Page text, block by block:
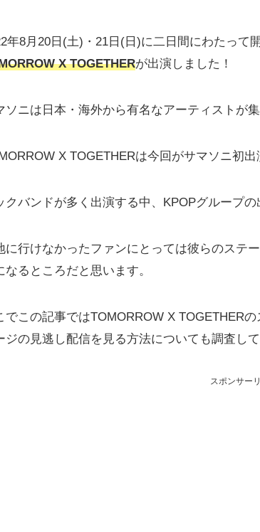
年8月20日(土)・21日(日)に二日間にわたって
X TOGETHERが出演しました！
ソニは日本・海外から有名なアーティストが
X TOGETHERは今回がサマソニ初出
クバンドが多く出演する中、KPOPグループ
に行けなかったファンにとっては彼らのステ
なるところだと思います。
でこの記事ではTOMORROW X TOGETHER
ジの見逃し配信を見る方法についても調査して
スポンサー